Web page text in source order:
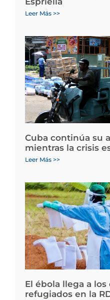
Leer Más >>
Cuba continúa su
mientras la crisis
Leer Más >>
El ébola llega a
refugiados en la